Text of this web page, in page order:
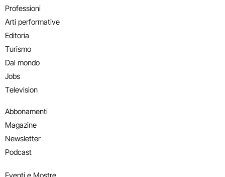
Professioni
Arti performative
Editoria
Turismo
Dal mondo
Jobs
Television
Abbonamenti
Magazine
Newsletter
Podcast
Eventi e Mostre